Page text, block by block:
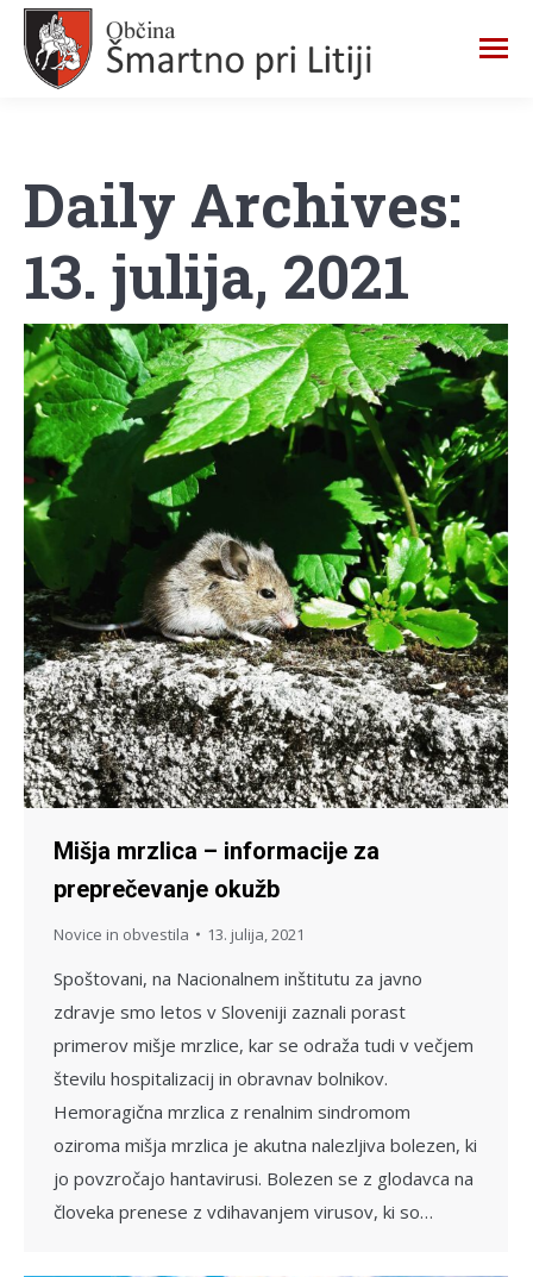
Daily Archives:
13. julija, 2021
Mišja mrzlica – informacije za
preprečevanje okužb
Novice in obvestila 13. julija, 2021
Spoštovani, na Nacionalnem inštitutu za javno
zdravje smo letos v Sloveniji zaznali porast
primerov mišje mrzlice, kar se odraža tudi v večjem
številu hospitalizacij in obravnav bolnikov.
Hemoragična mrzlica z renalnim sindromom
oziroma mišja mrzlica je akutna nalezljiva bolezen, ki
jo povzročajo hantavirusi. Bolezen se z glodavca na
človeka prenese z vdihavanjem virusov, ki so…